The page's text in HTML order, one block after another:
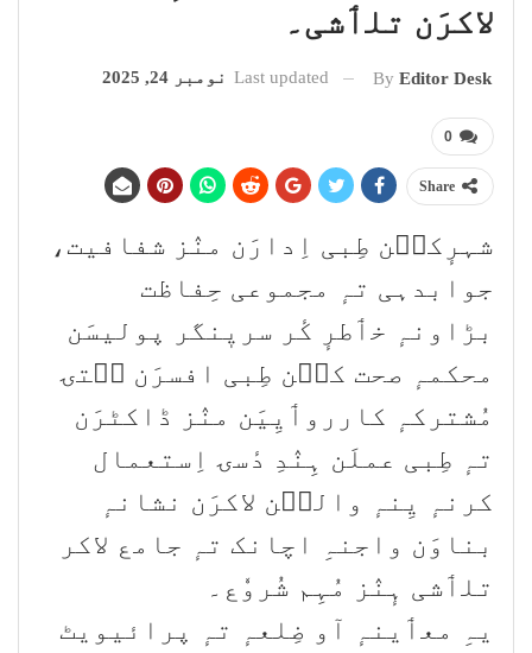
لاکرَن تلٲشی۔
By Editor Desk
Last updated نومبر 24, 2025
0
Share
شہرٕکٮ۪ن طِبی اِدارَن منٛز شفافیت،
جوابدہی تہٕ مجموعی حِفاظت
بڑاونہٕ خٲطرٕ کٔر سریٖنگر پولیسَن
محکمہٕ صحت کٮ۪ن طِبی افسرَن سۭتۍ
مُشترکہٕ کارروٲیِیَن منٛز ڈاکٹرَن
تہٕ طِبی عملَن ہِنٛدِ دٔسۍ اِستعمال
کرنہٕ یِنہٕ والٮ۪ن لاکرَن نشانہٕ
بناوَن واجنہِ اچانک تہٕ جامع لاکر
تلٲشی ہٕنٛز مُہِم شُروٗع۔
یہِ معٲینہٕ آو ضِلعہٕ تہٕ پرائیویٹ